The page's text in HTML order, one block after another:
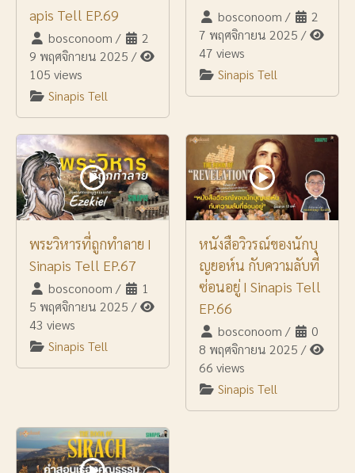
apis Tell EP.69
bosconoom /
2
9 พฤศจิกายน 2025 /
105 views
Sinapis Tell
bosconoom /
2
7 พฤศจิกายน 2025 /
47 views
Sinapis Tell
พระวิหารที่ถูกทำลาย I
Sinapis Tell EP.67
bosconoom /
1
5 พฤศจิกายน 2025 /
43 views
Sinapis Tell
หนังสือวิวรณ์ของนักบุ
ญยอห์น กับความลับที่
ซ่อนอยู่ I Sinapis Tell
EP.66
bosconoom /
0
8 พฤศจิกายน 2025 /
66 views
Sinapis Tell